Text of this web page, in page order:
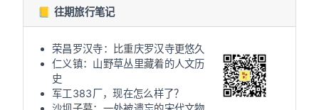
📒 往期旅行笔记
荣昌罗汉寺：比重庆罗汉寺更悠久
仁义镇：山野草丛里藏着的人文历
史
军工383厂，现在怎么样了？